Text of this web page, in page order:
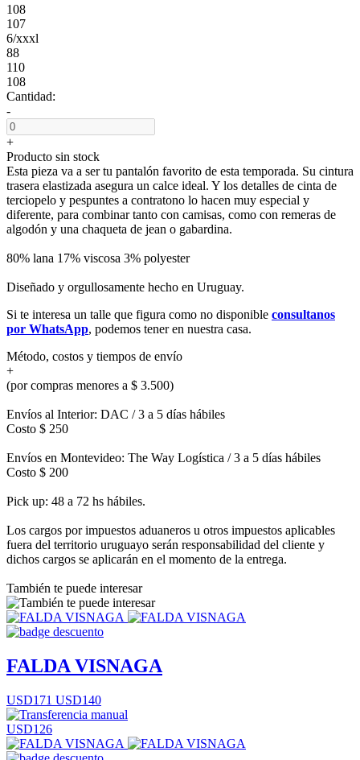
108
107
6/xxxl
88
110
108
Cantidad:
-
+
Producto sin stock
Esta pieza va a ser tu pantalón favorito de esta temporada. Su cintura
trasera elastizada asegura un calce ideal. Y los detalles de cinta de
terciopelo y pespuntes a contratono lo hacen muy especial y
diferente, para combinar tanto con camisas, como con remeras de
algodón y una chaqueta de jean o gabardina.
80% lana 17% viscosa 3% polyester
Diseñado y orgullosamente hecho en Uruguay.
Si te interesa un talle que figura como no disponible consultanos
por WhatsApp, podemos tener en nuestra casa.
Método, costos y tiempos de envío
+
(por compras menores a $ 3.500)
Envíos al Interior: DAC / 3 a 5 días hábiles
Costo $ 250
Envíos en Montevideo: The Way Logística / 3 a 5 días hábiles
Costo $ 200
Pick up: 48 a 72 hs hábiles.
Los cargos por impuestos aduaneros u otros impuestos aplicables
fuera del territorio uruguayo serán responsabilidad del cliente y
dichos cargos se aplicarán en el momento de la entrega.
También te puede interesar
FALDA VISNAGA
USD171 USD140
USD126